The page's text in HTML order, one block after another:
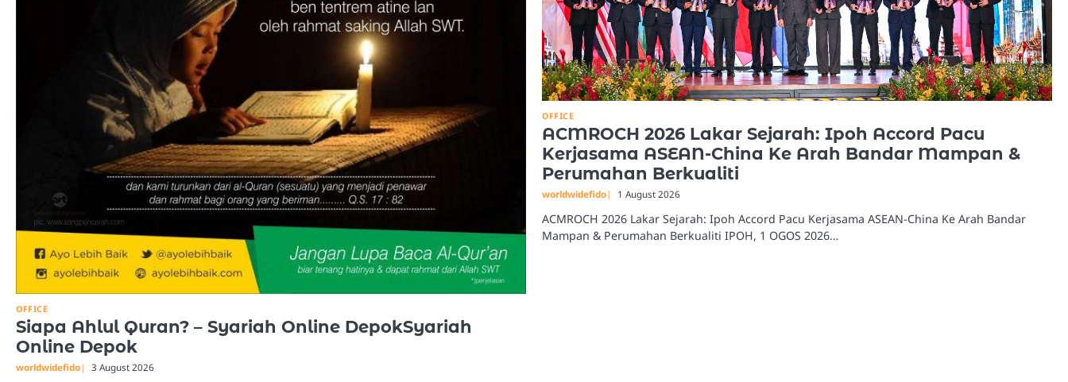
OFFICE
Siapa Ahlul Quran? – Syariah Online DepokSyariah
Online Depok
worldwidefido 3 August 2026
OFFICE
ACMROCH 2026 Lakar Sejarah: Ipoh Accord Pacu
Kerjasama ASEAN-China Ke Arah Bandar Mampan &
Perumahan Berkualiti
worldwidefido 1 August 2026
ACMROCH 2026 Lakar Sejarah: Ipoh Accord Pacu Kerjasama ASEAN-China Ke Arah Bandar
Mampan & Perumahan Berkualiti IPOH, 1 OGOS 2026…